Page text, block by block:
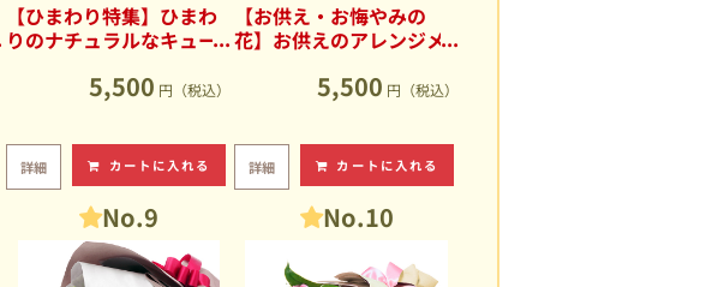
【ひまわり特集】ひまわ
りのナチュラルなキュー
5,500 円（税込）
詳細 カートに入れる
【お供え・お悔やみの
花】お供えのアレンジメ
5,500 円（税込）
詳細 カートに入れる
No.9 No.10